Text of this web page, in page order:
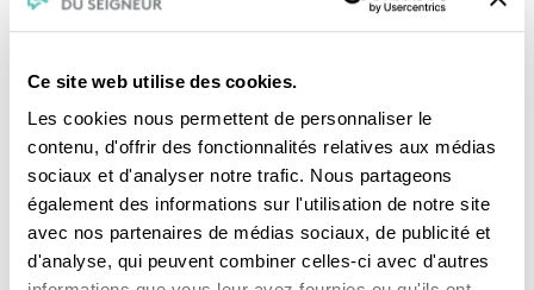
Ce site web utilise des cookies.
Les cookies nous permettent de personnaliser le
contenu, d'offrir des fonctionnalités relatives aux médias
sociaux et d'analyser notre trafic. Nous partageons
également des informations sur l'utilisation de notre site
avec nos partenaires de médias sociaux, de publicité et
d'analyse, qui peuvent combiner celles-ci avec d'autres
Je fais un don
Revoir la messe du 09 août 2026